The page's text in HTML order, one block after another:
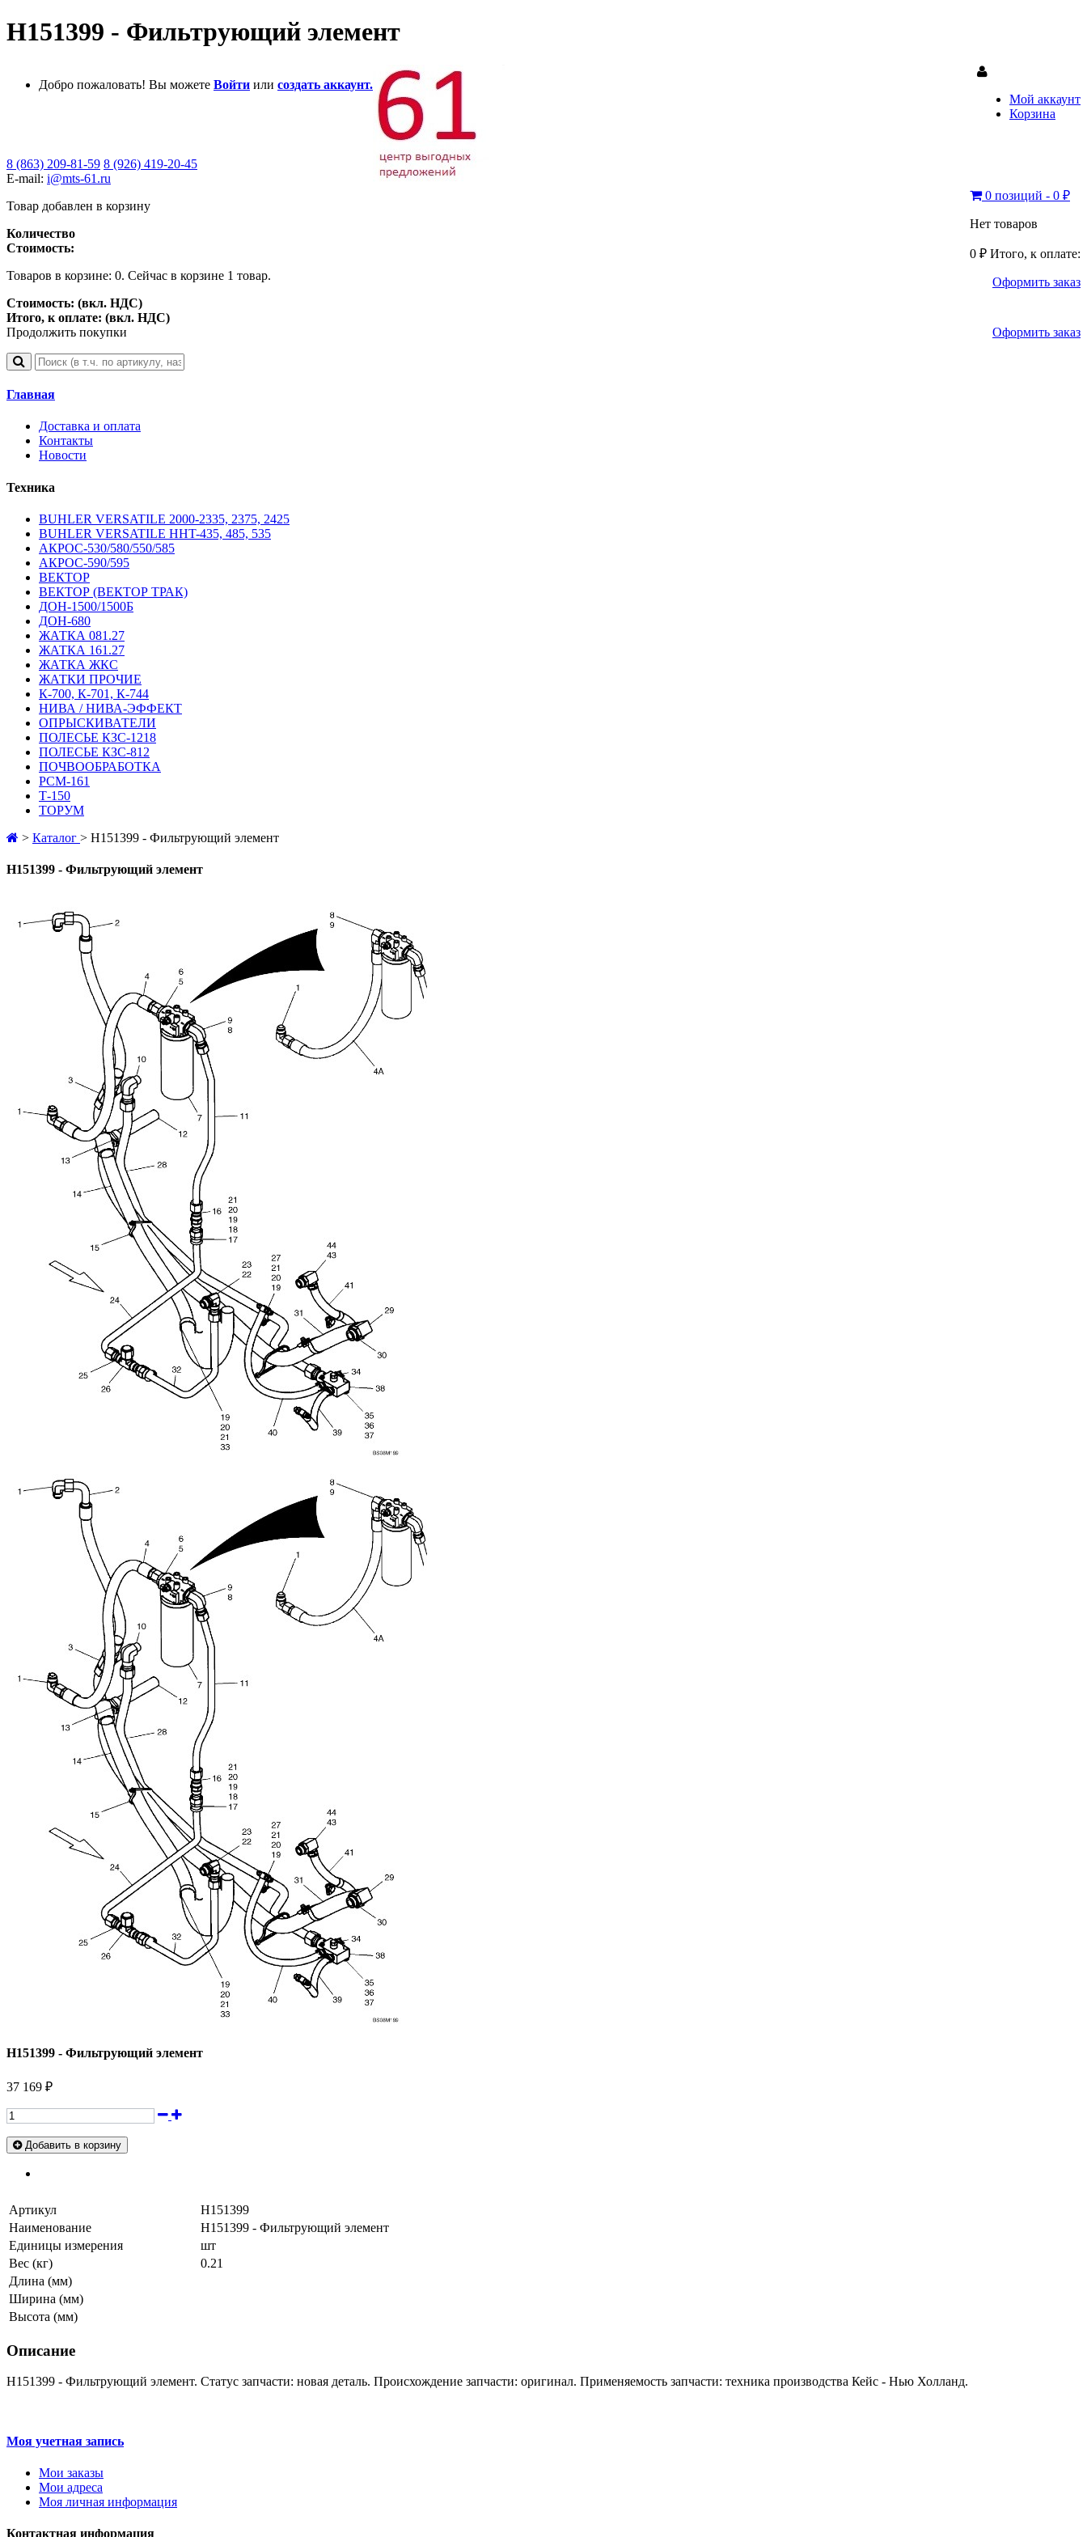
H151399 - Фильтрующий элемент
Добро пожаловать! Вы можете Войти или создать аккаунт.
Мой аккаунт
Корзина
8 (863) 209-81-59 8 (926) 419-20-45
E-mail: i@mts-61.ru
0 позиций - 0 ₽
Нет товаров
0 ₽ Итого, к оплате:
Оформить заказ
Товар добавлен в корзину
Количество
Стоимость:
Товаров в корзине: 0. Сейчас в корзине 1 товар.
Стоимость: (вкл. НДС)
Итого, к оплате: (вкл. НДС)
Продолжить покупки
Оформить заказ
Главная
Доставка и оплата
Контакты
Новости
Техника
BUHLER VERSATILE 2000-2335, 2375, 2425
BUHLER VERSATILE HHT-435, 485, 535
АКРОС-530/580/550/585
АКРОС-590/595
ВЕКТОР
ВЕКТОР (ВЕКТОР ТРАК)
ДОН-1500/1500Б
ДОН-680
ЖАТКА 081.27
ЖАТКА 161.27
ЖАТКА ЖКС
ЖАТКИ ПРОЧИЕ
К-700, К-701, К-744
НИВА / НИВА-ЭФФЕКТ
ОПРЫСКИВАТЕЛИ
ПОЛЕСЬЕ КЗС-1218
ПОЛЕСЬЕ КЗС-812
ПОЧВООБРАБОТКА
РСМ-161
Т-150
ТОРУМ
> Каталог > H151399 - Фильтрующий элемент
H151399 - Фильтрующий элемент
H151399 - Фильтрующий элемент
37 169 ₽
Добавить в корзину
Артикул
H151399
Наименование
H151399 - Фильтрующий элемент
Единицы измерения
шт
Вес (кг)
0.21
Длина (мм)
Ширина (мм)
Высота (мм)
Описание
H151399 - Фильтрующий элемент. Статус запчасти: новая деталь. Происхождение запчасти: оригинал. Применяемость запчасти: техника производства Кейс - Нью Холланд.
Моя учетная запись
Мои заказы
Мои адреса
Моя личная информация
Контактная информация